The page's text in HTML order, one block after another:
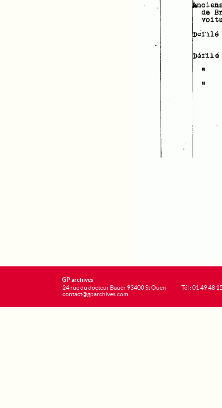
GP archives
24 rue du docteur Bauer 93400 St Ouen
contact@gparchives.com
Tél : 01 49 48